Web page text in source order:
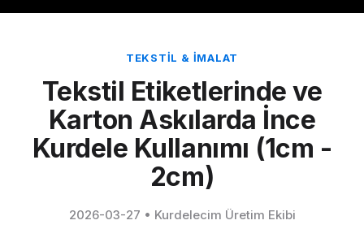
TEKSTIL & İMALAT
Tekstil Etiketlerinde ve
Karton Askılarda İnce
Kurdele Kullanımı (1cm -
2cm)
2026-03-27 • Kurdelecim Üretim Ekibi